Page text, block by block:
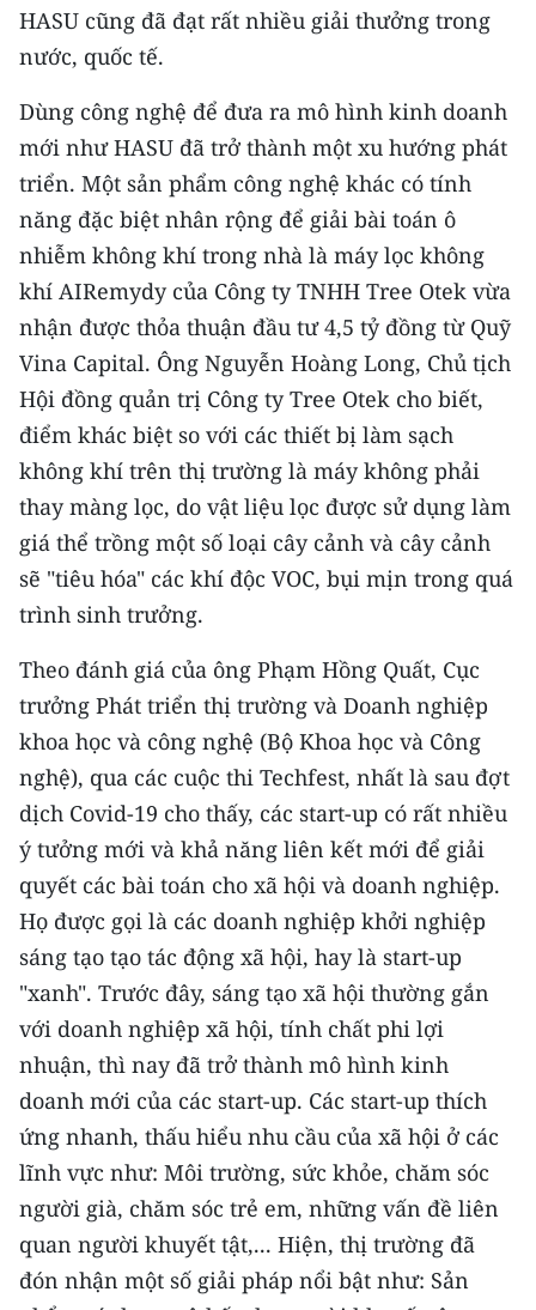
Media Khoa học - Công nghệ
Media Môi trường
Ảnh
Infographic
TIN MỚI
TIN ĐỊA PHƯƠNG
Trung du và miền núi phía Bắc
Đồng bằng sông Hồng
Bắc Trung Bộ
Duyên hải Nam Trung Bộ và Tây
Nguyên
Đông Nam Bộ
Đồng bằng sông Cửu Long
Chuyên trang Hà Nội
Chuyên trang TP. Hồ Chí Minh
CHUYÊN ĐỀ
CÁC CHUYÊN TRANG
VỀ BÁO NHÂN DÂN
THỜI NAY
NHÂN DÂN CUỐI TUẦN
NHÂN DÂN HẰNG THÁNG
MUA BÁO
ĐỌC BÁO IN
HASU cũng đã đạt rất nhiều giải thưởng trong
nước, quốc tế.
Dùng công nghệ để đưa ra mô hình kinh doanh
mới như HASU đã trở thành một xu hướng phát
triển. Một sản phẩm công nghệ khác có tính
năng đặc biệt nhân rộng để giải bài toán ô
nhiễm không khí trong nhà là máy lọc không
khí AIRemydy của Công ty TNHH Tree Otek vừa
nhận được thỏa thuận đầu tư 4,5 tỷ đồng từ Quỹ
Vina Capital. Ông Nguyễn Hoàng Long, Chủ tịch
Hội đồng quản trị Công ty Tree Otek cho biết,
điểm khác biệt so với các thiết bị làm sạch
không khí trên thị trường là máy không phải
thay màng lọc, do vật liệu lọc được sử dụng làm
giá thể trồng một số loại cây cảnh và cây cảnh
sẽ "tiêu hóa" các khí độc VOC, bụi mịn trong quá
trình sinh trưởng.
Theo đánh giá của ông Phạm Hồng Quất, Cục
trưởng Phát triển thị trường và Doanh nghiệp
khoa học và công nghệ (Bộ Khoa học và Công
nghệ), qua các cuộc thi Techfest, nhất là sau đợt
dịch Covid-19 cho thấy, các start-up có rất nhiều
ý tưởng mới và khả năng liên kết mới để giải
quyết các bài toán cho xã hội và doanh nghiệp.
Họ được gọi là các doanh nghiệp khởi nghiệp
sáng tạo tạo tác động xã hội, hay là start-up
"xanh". Trước đây, sáng tạo xã hội thường gắn
với doanh nghiệp xã hội, tính chất phi lợi
nhuận, thì nay đã trở thành mô hình kinh
doanh mới của các start-up. Các start-up thích
ứng nhanh, thấu hiểu nhu cầu của xã hội ở các
lĩnh vực như: Môi trường, sức khỏe, chăm sóc
người già, chăm sóc trẻ em, những vấn đề liên
quan người khuyết tật,... Hiện, thị trường đã
đón nhận một số giải pháp nổi bật như: Sản